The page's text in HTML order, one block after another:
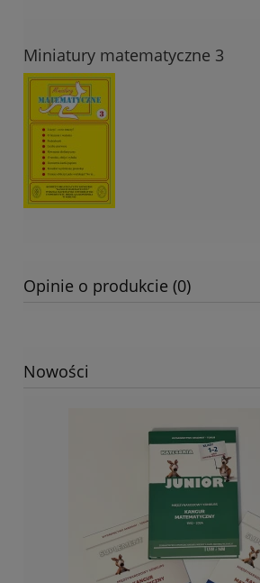
Miniatury matematyczne 3
Opinie o produkcie (0)
Nowości